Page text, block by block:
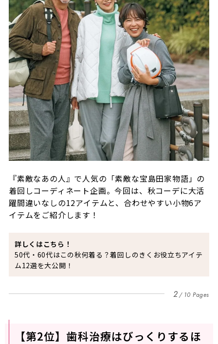
『素敵なあの人』で人気の「素敵な宝島田家物語」の
着回しコーディネート企画。今回は、秋コーデに大活
躍間違いなしの12アイテムと、合わせやすい小物6ア
イテムをご紹介します！
詳しくはこちら！
50代・60代はこの秋何着る？着回しのきくお役立ちアイテ
ム12選を大公開！
2 10 Pages
【第2位】歯科治療はびっくりするほ